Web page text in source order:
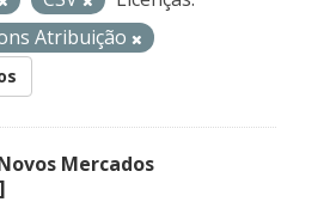
Atribuição
Mercados